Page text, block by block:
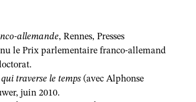
allemande, Rennes, Presses
le Prix parlementaire franco-allemand
traverse le temps(avec Alphonse
juin 2010.